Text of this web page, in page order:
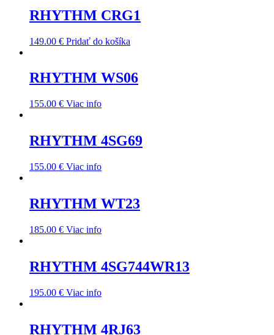
RHYTHM CRG1
149.00 € Pridať do košíka
RHYTHM WS06
155.00 € Viac info
RHYTHM 4SG69
155.00 € Viac info
RHYTHM WT23
185.00 € Viac info
RHYTHM 4SG744WR13
195.00 € Viac info
RHYTHM 4RJ63